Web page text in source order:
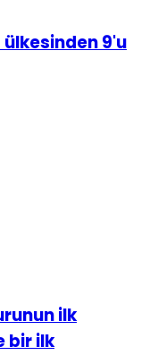
ülkesinden 9'u
ilk
bir ilk